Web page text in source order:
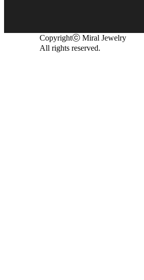
Copyrightⓒ Miral Jewelry
All rights reserved.